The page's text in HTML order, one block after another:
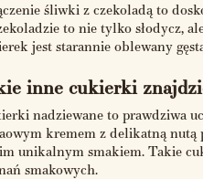
śliwki z czekoladą to
to nie tylko słodycz,
jest starannie oblewany
inne cukierki
nadziewane to prawdziwa
kremem z delikatną nutą
unikalnym smakiem. Takie
smakowych.